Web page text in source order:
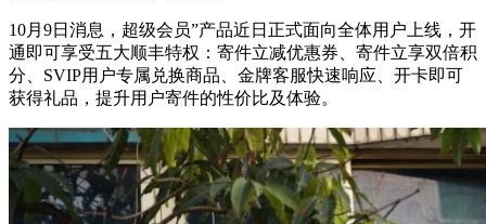
10月9日消息， 超级会员”产品近日正式面向全体用户上线，开
通即可享受五大顺丰特权：寄件立减优惠券、寄件立享双倍积
分、SVIP用户专属兑换商品、金牌客服快速响应、开卡即可
获得礼品，提升用户寄件的性价比及体验。